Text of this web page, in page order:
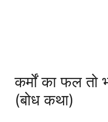
कर्मों का फल तो
(बोध कथा)